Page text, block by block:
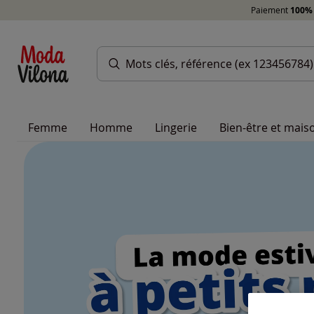
Paiement
Femme Homme Lingerie Bien-être et